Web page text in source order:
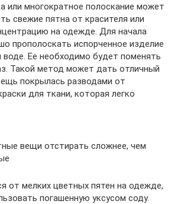
или многократное полоскание может
свежие пятна от красителя или
на одежде. Для начала
прополоскать испорченное изделие
воде. Ее необходимо будет поменять
Такой метод может дать отличный
покрылась разводами от
для ткани, которая легко
вещи отстирать сложнее, чем
от мелких цветных пятен на одежде,
погашенную уксусом соду.